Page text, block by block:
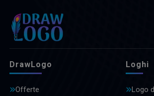
DrawLogo
Offerte
Loghi
Logo